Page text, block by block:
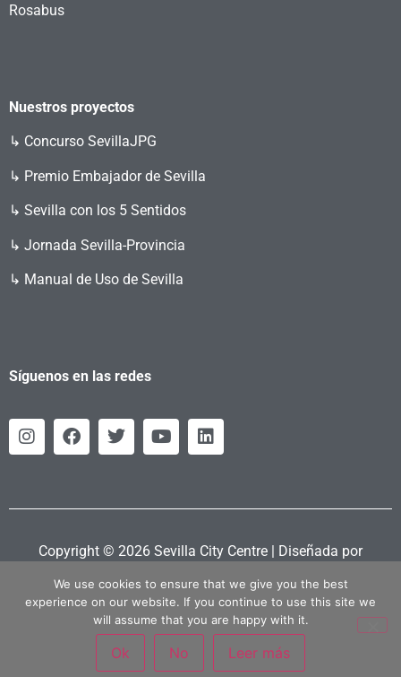
Rosabus
Nuestros proyectos
↳ Concurso SevillaJPG
↳ Premio Embajador de Sevilla
↳ Sevilla con los 5 Sentidos
↳ Jornada Sevilla-Provincia
↳ Manual de Uso de Sevilla
Síguenos en las redes
Copyright © 2026 Sevilla City Centre | Diseñada por
Política Privacidad |Política Cookies|Aviso Legal
We use cookies to ensure that we give you the best
experience on our website. If you continue to use this site we
will assume that you are happy with it.
Ok No Leer más